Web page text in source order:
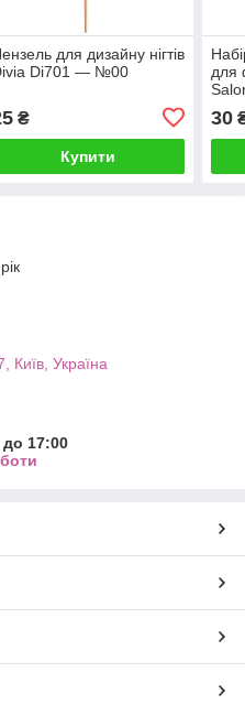
для дизайну нігтів
Di701 — №00
₴
Купити
для
30
Київ, Україна
до 17:00